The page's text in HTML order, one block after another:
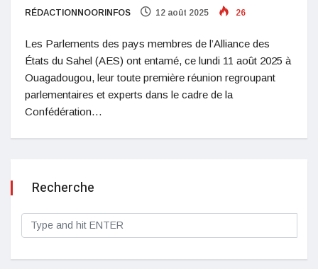
RÉDACTIONNOORINFOS 12 août 2025 26
Les Parlements des pays membres de l’Alliance des
États du Sahel (AES) ont entamé, ce lundi 11 août 2025 à
Ouagadougou, leur toute première réunion regroupant
parlementaires et experts dans le cadre de la
Confédération…
Recherche